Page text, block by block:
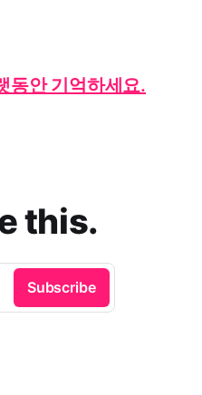
동안 기억하세요.
this.
Subscribe